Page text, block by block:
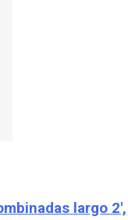
largo 2′,